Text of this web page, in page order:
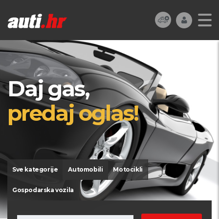
Daj gas,
predaj oglas!
Sve kategorije Automobili Motocikli
Gospodarska vozila